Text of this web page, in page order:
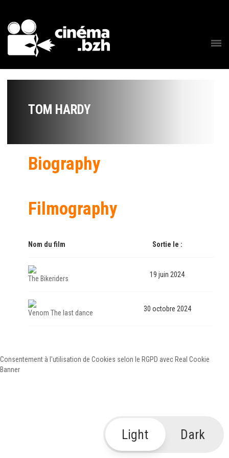
TOM HARDY
Biography
Filmography
Nom du film Sortie le :
The Bikeriders 19 juin 2024
Venom The last dance 30 octobre 2024
Light Dark
Consentement à l'utilisation de Cookies selon le RGPD avec Real Cookie
Banner